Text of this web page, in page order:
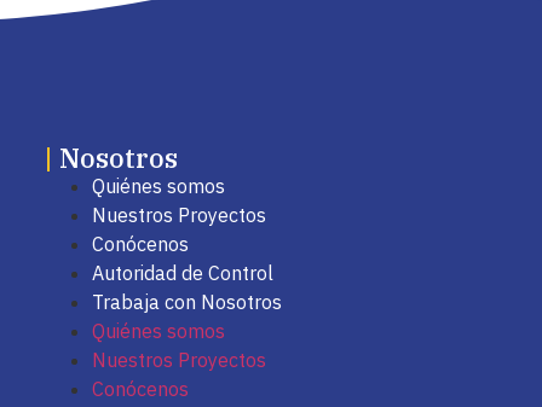
| Nosotros
Quiénes somos
Nuestros Proyectos
Conócenos
Autoridad de Control
Trabaja con Nosotros
Quiénes somos
Nuestros Proyectos
Conócenos